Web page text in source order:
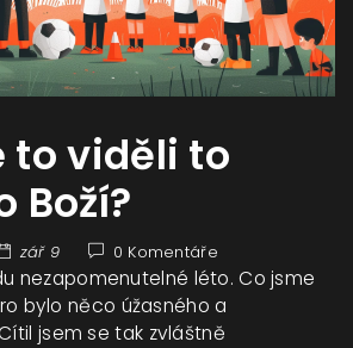
to viděli to
Boží?
zář 9 0 Komentáře
nezapomenutelné léto. Co jsme
bylo něco úžasného a
jsem se tak zvláštně